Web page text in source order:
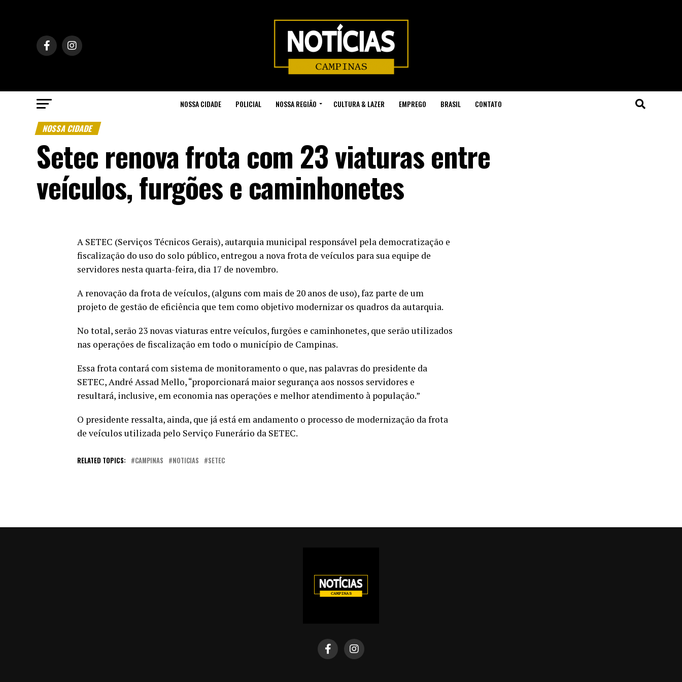
NOSSA CIDADE POLICIAL NOSSA REGIÃO CULTURA & LAZER EMPREGO BRASIL CONTATO
NOSSA CIDADE
Setec renova frota com 23 viaturas entre
veículos, furgões e caminhonetes
A SETEC (Serviços Técnicos Gerais), autarquia municipal responsável pela democratização e
fiscalização do uso do solo público, entregou a nova frota de veículos para sua equipe de
servidores nesta quarta-feira, dia 17 de novembro.
A renovação da frota de veículos, (alguns com mais de 20 anos de uso), faz parte de um
projeto de gestão de eficiência que tem como objetivo modernizar os quadros da autarquia.
No total, serão 23 novas viaturas entre veículos, furgões e caminhonetes, que serão utilizados
nas operações de fiscalização em todo o município de Campinas.
Essa frota contará com sistema de monitoramento o que, nas palavras do presidente da
SETEC, André Assad Mello, “proporcionará maior segurança aos nossos servidores e
resultará, inclusive, em economia nas operações e melhor atendimento à população.”
O presidente ressalta, ainda, que já está em andamento o processo de modernização da frota
de veículos utilizada pelo Serviço Funerário da SETEC.
RELATED TOPICS: CAMPINAS NOTICIAS SETEC